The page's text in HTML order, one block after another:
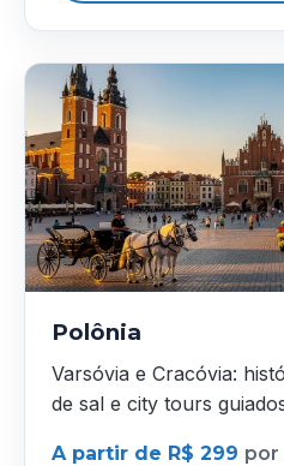
Polônia
Varsóvia e Cracóvia:
de sal e city tours
A partir de R$ 299 por